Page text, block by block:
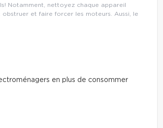
Notamment, nettoyez chaque appareil
et faire forcer les moteurs. Aussi, le
en plus de consommer